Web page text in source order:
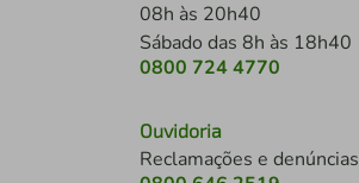
08h às 20h40
Sábado das 8h às 18h40
0800 724 4770
Ouvidoria
Reclamações e denúncias